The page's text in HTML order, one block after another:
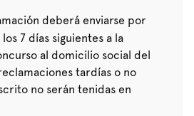
deberá enviarse por
7 días siguientes a la
al domicilio social del
tardías o no
no serán tenidas en